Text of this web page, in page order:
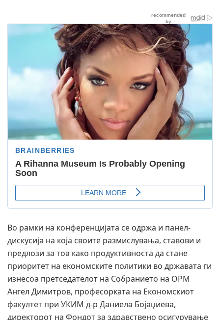
Во рамки на конференцијата се одржа и панел-
дискусија на која своите размислувања, ставови и
предлози за тоа како продуктивноста да стане
приоритет на економските политики во државата ги
изнесоа претседателот на Собранието на ОРМ
Ангел Димитров, професорката на Економскиот
факултет при УКИМ д-р Даниела Бојаџиева,
директорот на Фондот за здравствено осигурување